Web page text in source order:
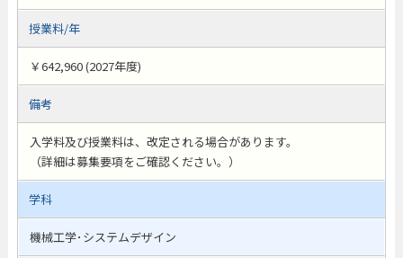
授業料/年
￥642,960 (2027年度)
備考
入学料及び授業料は、改定される場合があります。
（詳細は募集要項をご確認ください。）
学科
機械工学･システムデザイン